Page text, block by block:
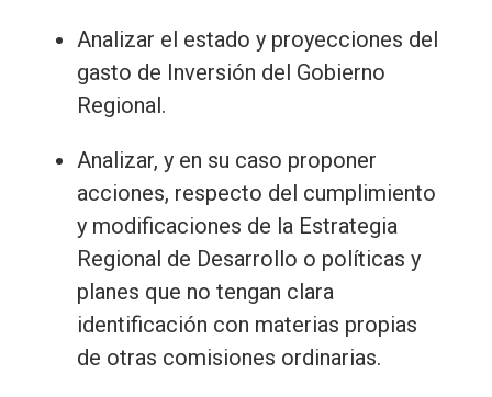
Analizar el estado y proyecciones del
gasto de Inversión del Gobierno
Regional.
Analizar, y en su caso proponer
acciones, respecto del cumplimiento
y modificaciones de la Estrategia
Regional de Desarrollo o políticas y
planes que no tengan clara
identificación con materias propias
de otras comisiones ordinarias.